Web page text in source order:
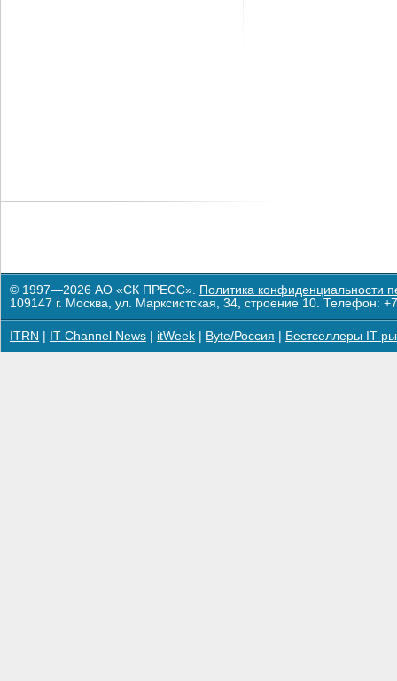
© 1997—2026 АО «СК ПРЕСС». Политика конфиденциальности
109147 г. Москва, ул. Марксистская, 34, строение 10. Телефон:
ITRN IT Channel News itWeek Byte/Россия Бестселлеры IT-